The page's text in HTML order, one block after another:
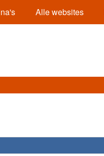
Alle websites